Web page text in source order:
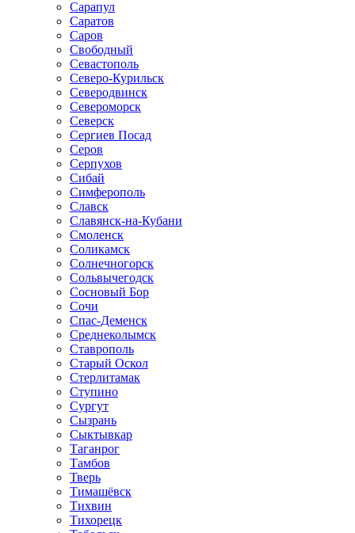
Сарапул
Саратов
Саров
Свободный
Севастополь
Северо-Курильск
Северодвинск
Североморск
Северск
Сергиев Посад
Серов
Серпухов
Сибай
Симферополь
Славск
Славянск-на-Кубани
Смоленск
Соликамск
Солнечногорск
Сольвычегодск
Сосновый Бор
Сочи
Спас-Деменск
Среднеколымск
Ставрополь
Старый Оскол
Стерлитамак
Ступино
Сургут
Сызрань
Сыктывкар
Таганрог
Тамбов
Тверь
Тимашёвск
Тихвин
Тихорецк